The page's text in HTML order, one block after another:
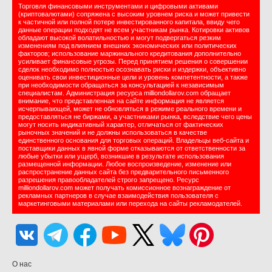
Торговля финансовыми инструментами и цифровыми активами
(криптовалютами) сопряжена с высоким уровнем риска и может привести
к частичной или полной потере инвестированного капитала, ввиду чего
данные операции подходят не всем участникам рынка. Котировки активов
обладают высокой волатильностью и могут подвергаться резким
изменениям под влиянием внешних экономических или политических
факторов; использование маржинального кредитования дополнительно
усиливает финансовые угрозы. Перед принятием решения о совершении
сделок необходимо полностью осознавать риски и издержки, объективно
оценивать свои инвестиционные цели и уровень компетентности, а также
при необходимости обращаться за консультацией к независимым
специалистам. Администрация ресурса milliondollarov.com обращает
внимание, что представленная на сайте информация не является
исчерпывающей, может не обновляться в режиме реального времени и
предоставляться не биржами, а участниками рынка, вследствие чего цены
могут носить индикативный характер, отличаться от фактических
рыночных значений и не должны использоваться в качестве
единственного основания для торговых операций. Владельцы веб-сайта и
поставщики данных в явной форме отказываются от ответственности за
любые убытки или ущерб, возникшие в результате использования
размещенной информации. Любое воспроизведение, изменение или
распространение данных сайта без предварительного письменного
разрешения правообладателей строго запрещено. Ресурс
milliondollarov.com может получать комиссионное вознаграждение от
рекламных партнеров в случае взаимодействия пользователя с
маркетинговыми материалами или перехода на сайты рекламодателей.
О нас